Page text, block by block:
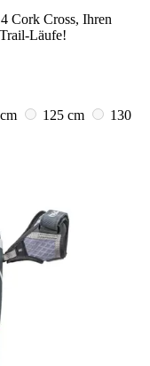
Cork Cross, Ihren
Läufe!
125 cm
130